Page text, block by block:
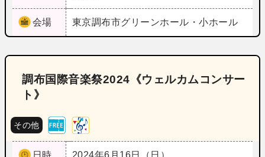
会場 東京調布市グリーンホール・小ホール
調布国際音楽祭2024《ウェルカムコンサー
ト》
その他